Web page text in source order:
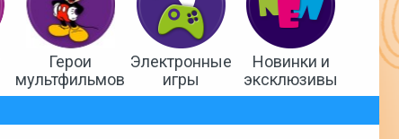
Герои
мультфильмов
Электронные
игры
Новинки и
эксклюзивы